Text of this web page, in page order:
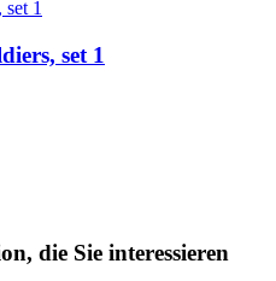
set 1
die Sie interessieren